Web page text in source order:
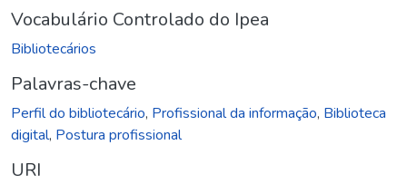
Vocabulário Controlado do Ipea
Bibliotecários
Palavras-chave
Perfil do bibliotecário, Profissional da informação, Biblioteca
digital, Postura profissional
URI